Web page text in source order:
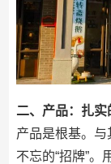
二、产品：扎实
产品是根基。
不忘的“招牌”